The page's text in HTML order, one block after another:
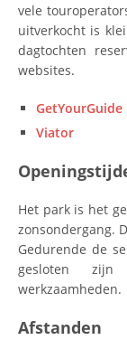
vele
uitverkocht is
dagtochten
websites.
GetYourGuide
Viator
Het park is het
zonsondergang.
Gedurende de
gesloten zijn
werkzaamheden.
Afstanden